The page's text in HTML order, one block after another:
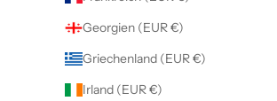
Georgien (EUR €)
Griechenland (EUR €)
Irland (EUR €)